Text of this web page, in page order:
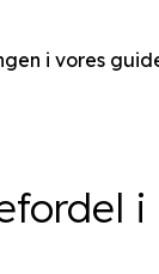
i vores